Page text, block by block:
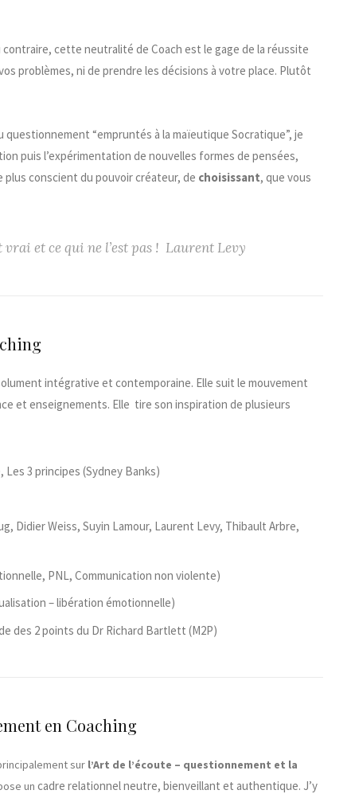
cette neutralité de Coach est le gage de la réussite
problèmes, ni de prendre les décisions à votre place. Plutôt
questionnement “empruntés à la maïeutique Socratique”, je
puis l’expérimentation de nouvelles formes de pensées,
conscient du pouvoir créateur, de choisissant, que vous
et ce qui ne l’est pas ! Laurent Levy
intégrative et contemporaine. Elle suit le mouvement
et enseignements. Elle tire son inspiration de plusieurs
3 principes (Sydney Banks)
Didier Weiss, Suyin Lamour, Laurent Levy, Thibault Arbre,
PNL, Communication non violente)
– libération émotionnelle)
des 2 points du Dr Richard Bartlett (M2P)
en Coaching
sur l’Art de l’écoute – questionnement et la
un cadre relationnel neutre, bienveillant et authentique. J’y